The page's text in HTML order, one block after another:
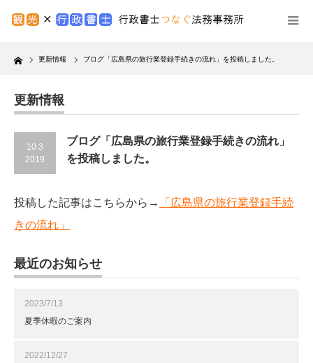
Home 更新情報 ブログ「広島県の旅行業登録手続きの流れ」を投稿しました。
更新情報
10.3
2019
ブログ「広島県の旅行業登録手続きの流れ」
を投稿しました。
投稿した記事はこちらから→
「広島県の旅行業登録手続
きの流れ」
最近のお知らせ
2023/7/13
夏季休暇のご案内
2022/12/27